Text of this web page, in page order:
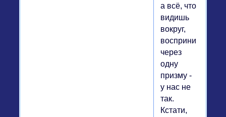
а всё, что
видишь
вокруг,
воспринимаешь
через
одну
призму -
у нас не
так.
Кстати,